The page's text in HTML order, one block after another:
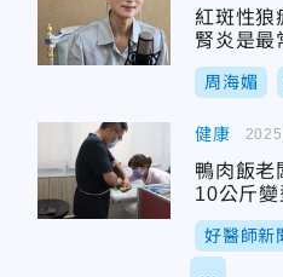
紅斑性
腎炎是最
周海媚
健康
鴨肉飯老
10公斤變
好醫師新